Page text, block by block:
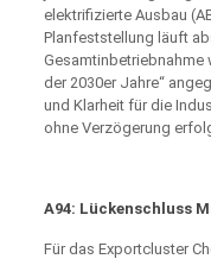
elektrifizierte Ausbau
Planfeststellung läuft
Gesamtinbetriebnahme
der 2030er Jahre“
und Klarheit für die
ohne Verzögerung
A94: Lückenschluss
Für das Exportcluster